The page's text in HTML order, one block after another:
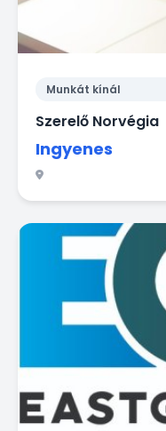
Munkát kínál
Szerelő Norvégia
Ingyenes